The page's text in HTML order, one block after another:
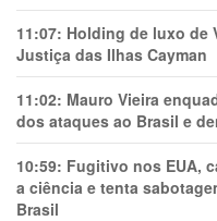
11:07: Holding de luxo de
Justiça das Ilhas Cayman
11:02: Mauro Vieira
dos ataques ao Brasil e
10:59: Fugitivo nos EUA,
a ciência e tenta
Brasil